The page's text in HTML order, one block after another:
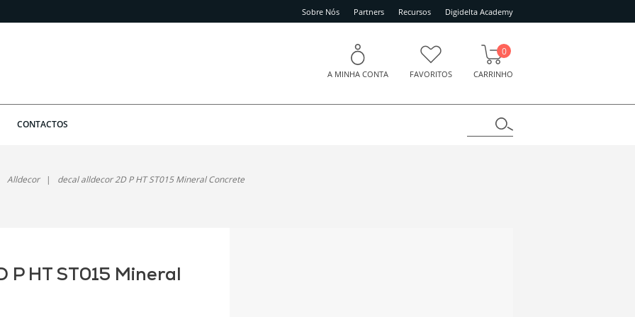
Sobre Nós Partners Recursos Digidelta Academy
A MINHA CONTA FAVORITOS CARRINHO
0
CONTACTOS
Alldecor decal alldecor 2D P HT ST015 Mineral Concrete
P HT ST015 Mineral